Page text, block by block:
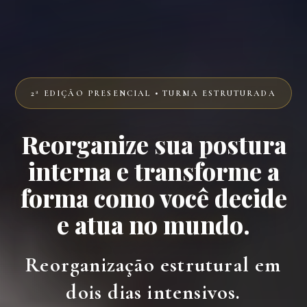
2ª EDIÇÃO PRESENCIAL • TURMA ESTRUTURADA
Reorganize sua postura
interna e transforme a
forma como você decide
e atua no mundo.
Reorganização estrutural em
dois dias intensivos.